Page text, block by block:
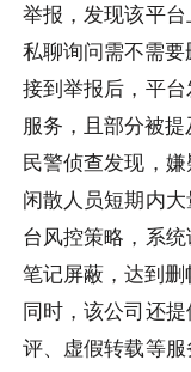
举报，发现该平
私聊询问需不需要
接到举报后，平
服务，且部分被提
民警侦查发现，
闲散人员短期内
台风控策略，系
笔记屏蔽，达到删
同时，该公司还
评、虚假转载等